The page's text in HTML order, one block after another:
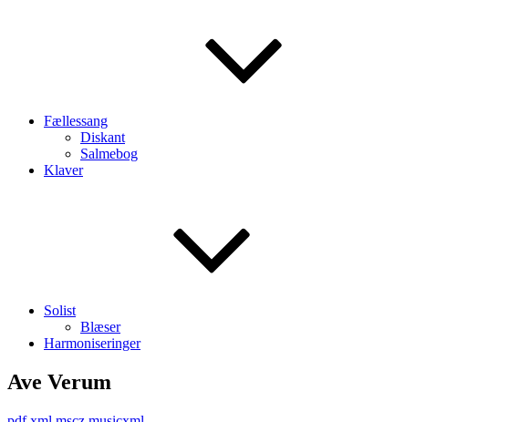
Fællessang
Diskant
Salmebog
Klaver
Solist
Blæser
Harmoniseringer
Ave Verum